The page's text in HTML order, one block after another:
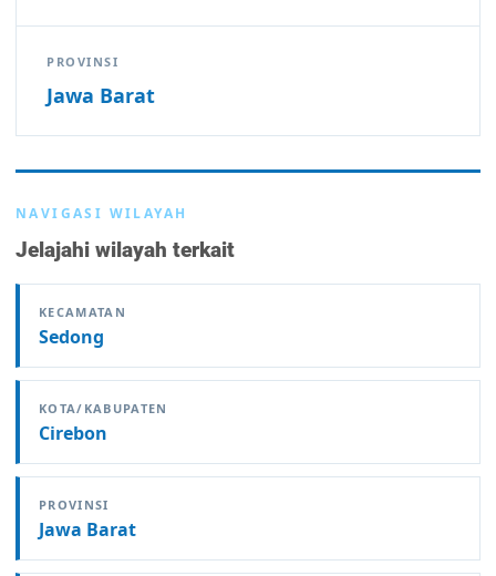
PROVINSI
Jawa Barat
NAVIGASI WILAYAH
Jelajahi wilayah terkait
KECAMATAN
Sedong
KOTA/KABUPATEN
Cirebon
PROVINSI
Jawa Barat